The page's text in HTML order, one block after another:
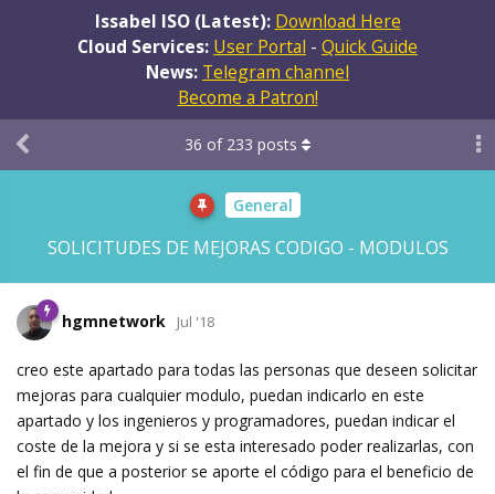
Issabel ISO (Latest): Download Here
Cloud Services: User Portal - Quick Guide
News: Telegram channel
Become a Patron!
General
SOLICITUDES DE MEJORAS CODIGO - MODULOS
36 of 233 posts
hgmnetwork Jul '18
creo este apartado para todas las personas que deseen solicitar
mejoras para cualquier modulo, puedan indicarlo en este
apartado y los ingenieros y programadores, puedan indicar el
coste de la mejora y si se esta interesado poder realizarlas, con
el fin de que a posterior se aporte el código para el beneficio de